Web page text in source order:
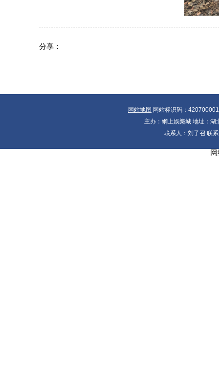
分享：
网站地图 网站标识码：
主办：網上娛樂城 地址：
联系人：刘子召 联